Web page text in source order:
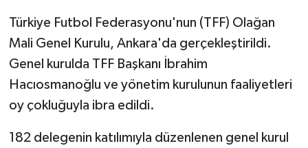
Türkiye Futbol Federasyonu'nun (TFF) Olağan
Mali Genel Kurulu, Ankara'da gerçekleştirildi.
Genel kurulda TFF Başkanı İbrahim
Hacıosmanoğlu ve yönetim kurulunun faaliyetleri
oy çokluğuyla ibra edildi.
182 delegenin katılımıyla düzenlenen genel kurul